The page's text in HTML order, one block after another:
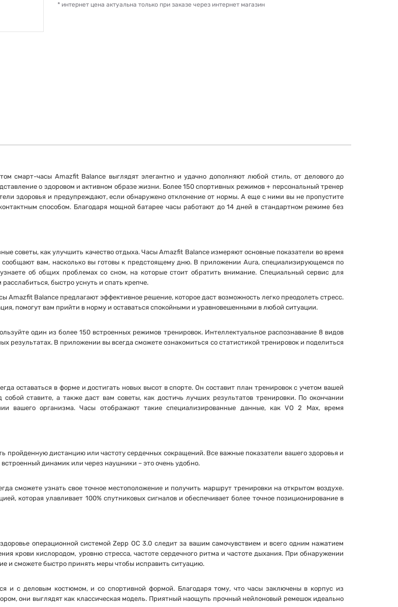
* интернет цена актуальна только при заказе через интернет магазин
смарт-часы Amazfit Balance выглядят элегантно и удачно дополняют любой стиль, от делового до
о здоровом и активном образе жизни. Более 150 спортивных режимов + персональный тренер
здоровья и предупреждают, если обнаружено отклонение от нормы. А еще с ними вы не пропустите
способом. Благодаря мощной батарее часы работают до 14 дней в стандартном режиме без
советы, как улучшить качество отдыха. Часы Amazfit Balance измеряют основные показатели во время
сообщают вам, насколько вы готовы к предстоящему дню. В приложении Aura, специализирующемся по
об общих проблемах со сном, на которые стоит обратить внимание. Специальный сервис для
быстро уснуть и спать крепче.
Amazfit Balance предлагают эффективное решение, которое даст возможность легко преодолеть стресс.
помогут вам прийти в норму и оставаться спокойными и уравновешенными в любой ситуации.
один из более 150 встроенных режимов тренировок. Интеллектуальное распознавание 8 видов
результатах. В приложении вы всегда сможете ознакомиться со статистикой тренировок и поделиться
оставаться в форме и достигать новых высот в спорте. Он составит план тренировок с учетом вашей
ставите, а также даст вам советы, как достичь лучших результатов тренировки. По окончании
вашего организма. Часы отображают такие специализированные данные, как VO 2 Max, время
пройденную дистанцию или частоту сердечных сокращений. Все важные показатели вашего здоровья и
динамик или через наушники – это очень удобно.
сможете узнать свое точное местоположение и получить маршрут тренировки на открытом воздухе.
которая улавливает 100% спутниковых сигналов и обеспечивает более точное позиционирование в
операционной системой Zepp ОС 3.0 следит за вашим самочувствием и всего одним нажатием
крови кислородом, уровню стресса, частоте сердечного ритма и частоте дыхания. При обнаружении
и сможете быстро принять меры чтобы исправить ситуацию.
и с деловым костюмом, и со спортивной формой. Благодаря тому, что часы заключены в корпус из
они выглядят как классическая модель. Приятный наощупь прочный нейлоновый ремешок идеально